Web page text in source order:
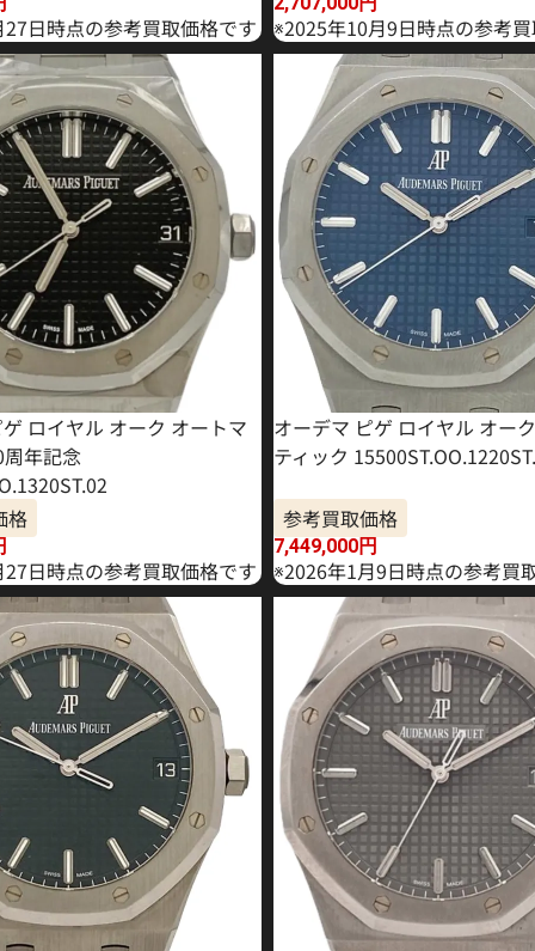
日時点の参考買取価格です ※2025年10月9日時点の参考
ロイヤル オーク オートマ
年記念
格
日時点の参考買取価格です
オーデマ ピゲ ロイヤル オー
ティック
参考買取価格
7,449,000円
※2026年1月9日時点の参考買